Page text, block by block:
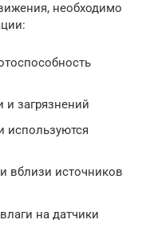
необходимо
загрязнений
используются
вблизи источников
на датчики